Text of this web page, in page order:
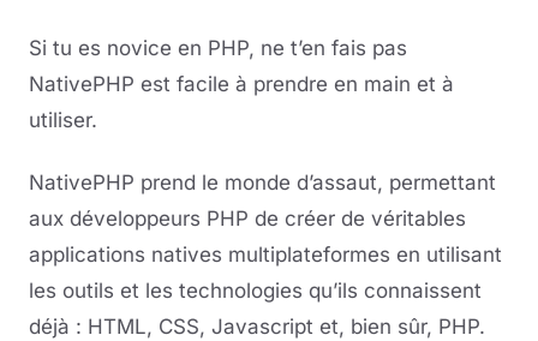
Si tu es novice en PHP, ne t’en fais pas
NativePHP est facile à prendre en main et à
utiliser.
NativePHP prend le monde d’assaut, permettant
aux développeurs PHP de créer de véritables
applications natives multiplateformes en utilisant
les outils et les technologies qu’ils connaissent
déjà : HTML, CSS, Javascript et, bien sûr, PHP.